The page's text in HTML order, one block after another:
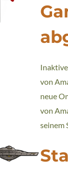
von
neue
von
seinem